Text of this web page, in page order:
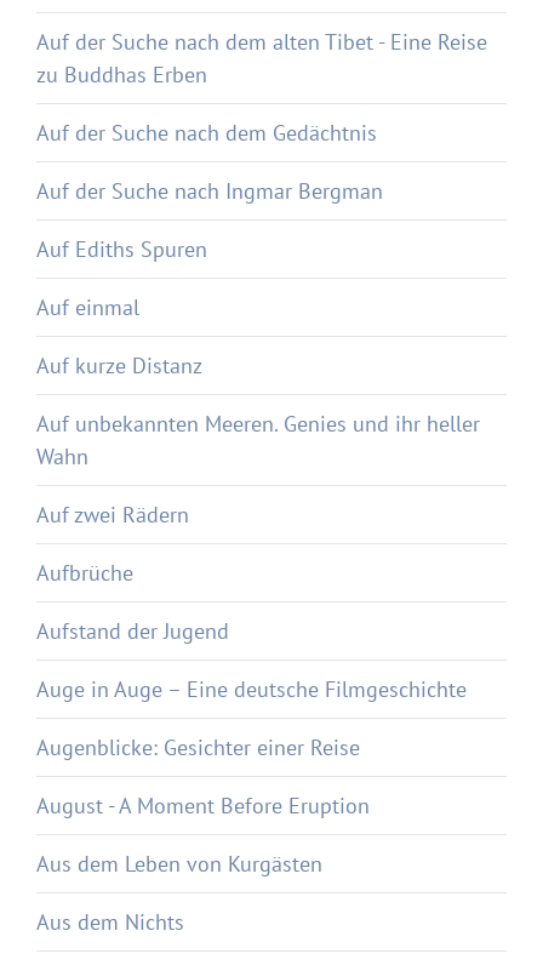
Auf der Suche nach dem alten Tibet - Eine Reise
zu Buddhas Erben
Auf der Suche nach dem Gedächtnis
Auf der Suche nach Ingmar Bergman
Auf Ediths Spuren
Auf einmal
Auf kurze Distanz
Auf unbekannten Meeren. Genies und ihr heller
Wahn
Auf zwei Rädern
Aufbrüche
Aufstand der Jugend
Auge in Auge – Eine deutsche Filmgeschichte
Augenblicke: Gesichter einer Reise
August - A Moment Before Eruption
Aus dem Leben von Kurgästen
Aus dem Nichts